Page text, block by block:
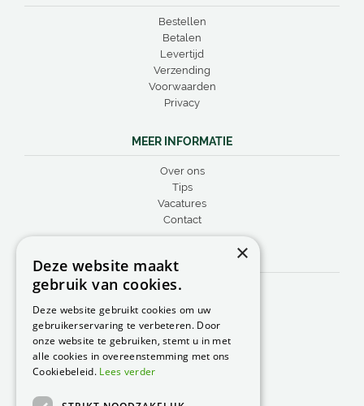
Bestellen
Betalen
Levertijd
Verzending
Voorwaarden
Privacy
MEER INFORMATIE
Over ons
Tips
Vacatures
Contact
CONTACT
Peacock Garden Supports
Industrieweg 22
5688 DP Oirschot
Nederland
T.0499 57 40 80
×
Deze website maakt
gebruik van cookies.
Deze website gebruikt cookies om uw
gebruikerservaring te verbeteren. Door
onze website te gebruiken, stemt u in met
alle cookies in overeenstemming met ons
Cookiebeleid. Lees verder